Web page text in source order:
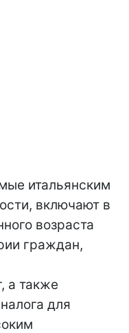
итальянским
включают в
возраста
граждан,
а также
для